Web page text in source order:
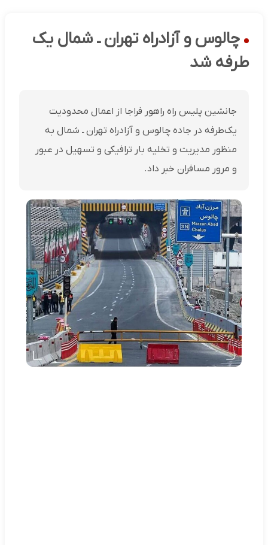
چالوس و آزادراه تهران ـ شمال یک
طرفه شد
جانشین پلیس راه راهور فراجا از اعمال محدودیت
یک‌طرفه در جاده چالوس و آزادراه تهران ـ شمال به
منظور مدیریت و تخلیه بار ترافیکی و تسهیل در عبور
و مرور مسافران خبر داد.